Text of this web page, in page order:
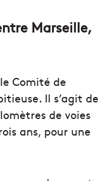
Marseille,
Comité de
Il s’agit de
de voies
ans, pour une